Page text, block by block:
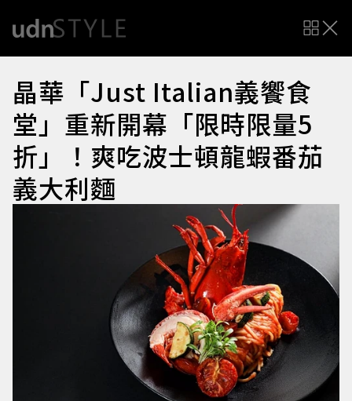
晶華「Just Italian義饗食
堂」重新開幕「限時限量5
折」！爽吃波士頓龍蝦番茄
義大利麵